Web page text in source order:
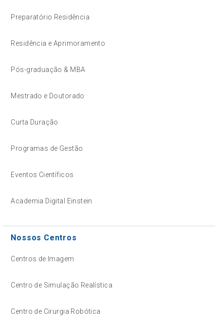
Preparatório Residência
Residência e Aprimoramento
Pós-graduação & MBA
Mestrado e Doutorado
Curta Duração
Programas de Gestão
Eventos Científicos
Academia Digital Einstein
Nossos Centros
Centros de Imagem
Centro de Simulação Realística
Centro de Cirurgia Robótica